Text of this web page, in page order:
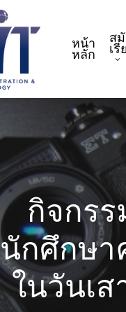
หน้า
หลัก
ส
เรี
กิจกร
นักศึกษา
ในวันเ